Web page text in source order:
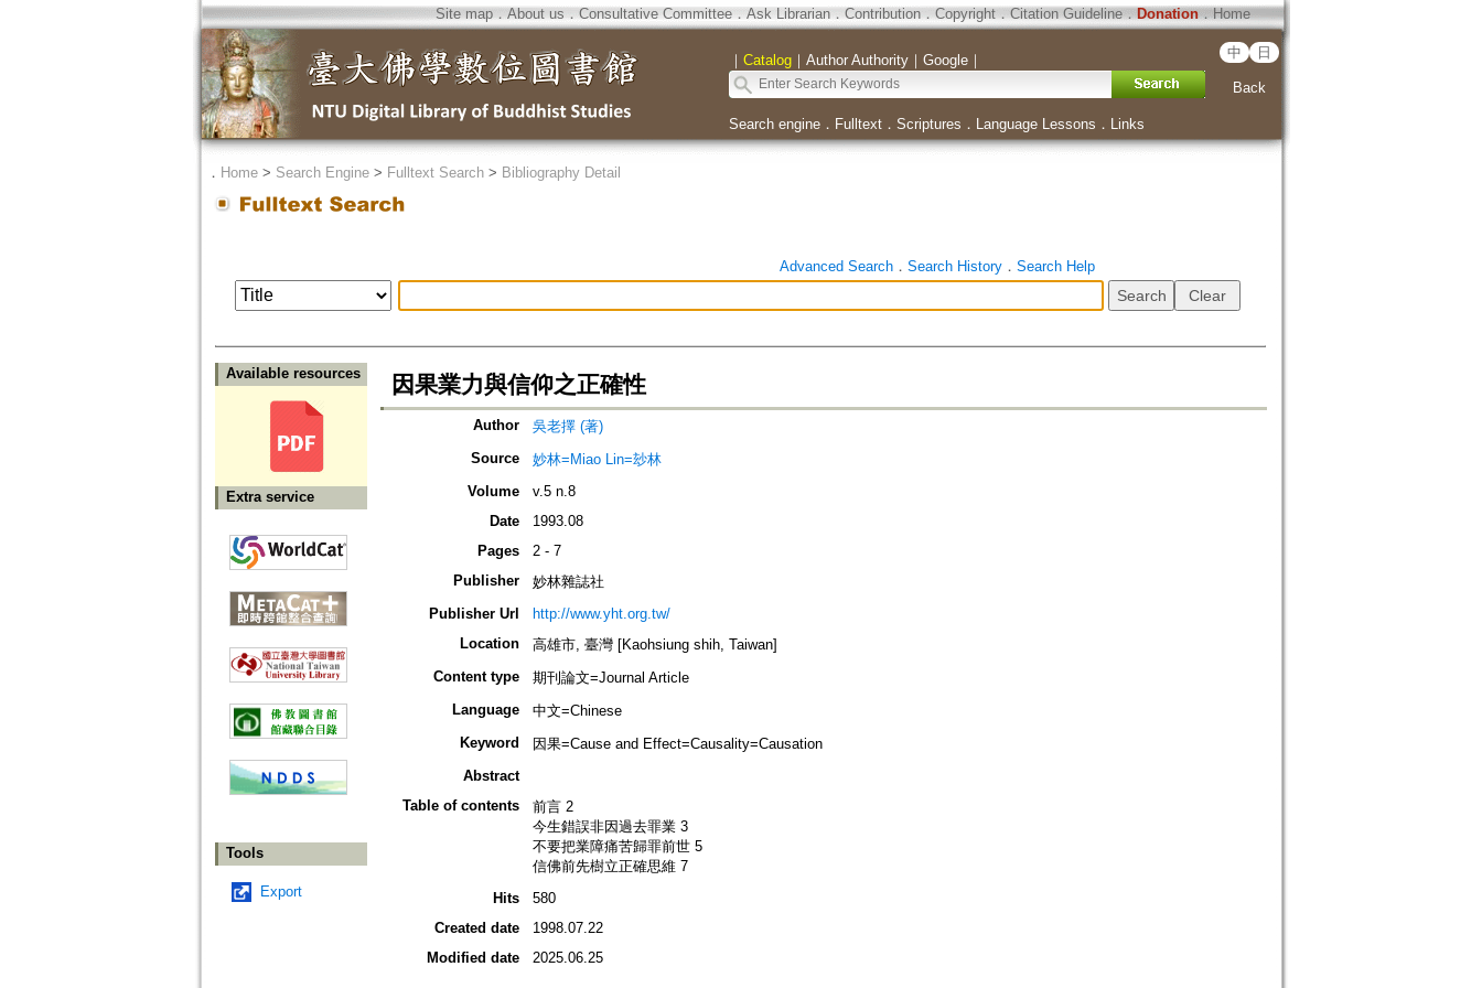
Site map．About us ． Consultative Committee． Ask Librarian． Contribution．Copyright．Citation Guideline． Donation．Home
｜ Catalog｜ Author Authority｜ Google｜ 中 日
Back
Search engine． Fulltext． Scriptures ． Language Lessons ． Links
． Home> Search Engine> Fulltext Search> Bibliography Detail
Advanced Search． Search History． Search Help
Available resources
Extra service
Tools
Export
因果業力與信仰之正確性
Author
吳老擇 (著)
Source
妙林=Miao Lin=玅林
Volume
v.5 n.8
Date
1993.08
Pages
2 - 7
Publisher
妙林雜誌社
Publisher Url
http://www.yht.org.tw/
Location
高雄市, 臺灣 [Kaohsiung shih, Taiwan]
Content type
期刊論文=Journal Article
Language
中文=Chinese
Keyword
因果=Cause and Effect=Causality=Causation
Abstract
Table of contents
前言 2
今生錯誤非因過去罪業 3
不要把業障痛苦歸罪前世 5
信佛前先樹立正確思維 7
Hits
580
Created date
1998.07.22
Modified date
2025.06.25